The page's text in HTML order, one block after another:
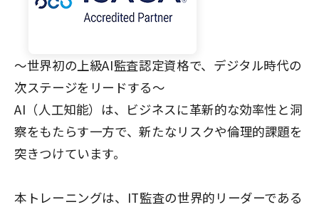
～世界初の上級AI監査認定資格で、デジタル時代の
次ステージをリードする～
AI（人工知能）は、ビジネスに革新的な効率性と洞
察をもたらす一方で、新たなリスクや倫理的課題を
突きつけています。
本トレーニングは、IT監査の世界的リーダーである